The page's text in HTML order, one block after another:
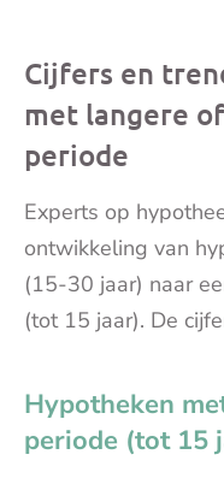
Cijfers en
met langere
periode
Experts op
ontwikkeling van
(15-30 jaar) naar
(tot 15 jaar). De
Hypotheken
periode (tot 15